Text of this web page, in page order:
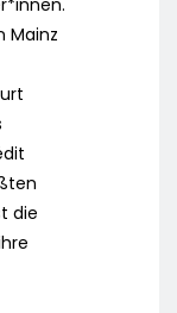
Mainz
die